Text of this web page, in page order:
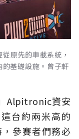
原先的車載系統，
基礎設施。曾子軒
Alpitronic資安
台約兩米高的
參賽者們務必